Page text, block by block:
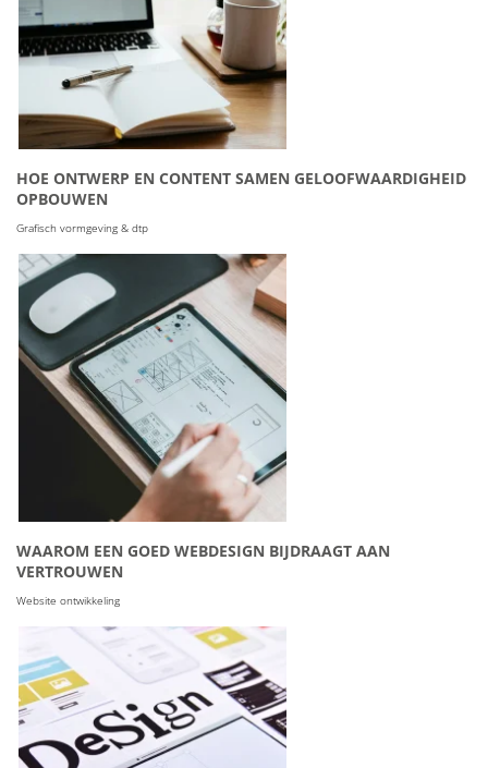
HOE ONTWERP EN CONTENT SAMEN GELOOFWAARDIGHEID
OPBOUWEN
Grafisch vormgeving & dtp
WAAROM EEN GOED WEBDESIGN BIJDRAAGT AAN
VERTROUWEN
Website ontwikkeling